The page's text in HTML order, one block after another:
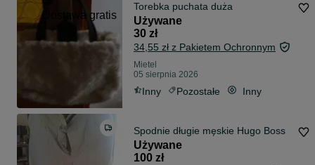
Dostawa gratis
Torebka puchata duża
Używane
30 zł
34,55 zł z Pakietem Ochronnym
Mietel
05 sierpnia 2026
Inny Pozostałe Inny
Spodnie długie męskie Hugo Boss
Używane
100 zł